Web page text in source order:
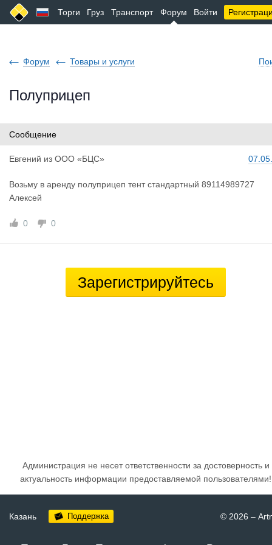
Торги Груз Транспорт Форум Войти
Форум Товары и услуги
Полуприцеп
Сообщение
Евгений из ООО «БЦС»
Возьму в аренду полуприцеп тент стандартный 89114989727
Алексей
0 0
Зарегистрируйтесь
Администрация не несет ответственности за достоверность и
актуальность информации предоставляемой пользователями!
Казань Поддержка © 2026 –